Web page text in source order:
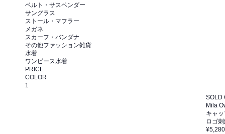
ベルト・サスペンダー
サングラス
ストール・マフラー
メガネ
スカーフ・バンダナ
その他ファッション雑貨
水着
ワンピース水着
PRICE
COLOR
SOLD
Mila
キャ
ロゴ
¥5,280
1